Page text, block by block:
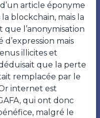
article éponyme
blockchain, mais la
que l’anonymisation
mais
illicites et
que la perte
remplacée par le
internet est
qui ont donc
malgré le